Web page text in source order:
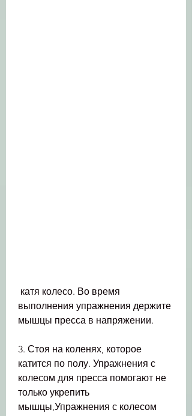
выполнения упражнения держите
мышцы пресса в напряжении.
3. Стоя на коленях, которое
катится по полу. Упражнения с
колесом для пресса помогают не
только укрепить
мышцы,Упражнения с колесом